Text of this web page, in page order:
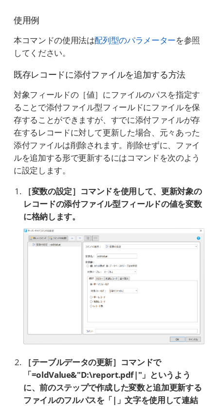
使用例
本コマンドの使用法は配列型のパラメーターを参照
してください。
既存レコードに添付ファイルを追加する方法
対象フィールドの［値］にファイルのパスを指定す
ることで添付ファイル型フィールドにファイルを保
存することができますが、すでに添付ファイルが存
在するレコードに対して更新した場合、元々あった
添付ファイルは削除されます。削除せずに、ファイ
ルを追加する形で更新するにはコマンドを次のよう
に設定します。
［変数の設定］コマンドを使用して、更新対象の
レコードの添付ファイル型フィールドの値を変数
に格納します。
［テーブルデータの更新］コマンドで
「=oldValue&"D:\report.pdf|"」というよう
に、前のステップで作成した変数と追加更新する
ファイルのフルパスを「|」文字を使用して連結